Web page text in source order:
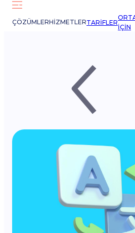
ÇÖZÜMLERHIZMETLERTARIFLER
IÇIN